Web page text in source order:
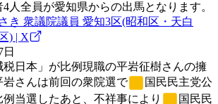
4人全員が愛知県からの出馬となります。
き 衆議院議員 愛知3区(昭和区・天白
) | X
税日本」が比例現職の平岩征樹さんの擁
岩さんは前回の衆院選で
国民民主党公
当選したあと、不祥事により
国民民